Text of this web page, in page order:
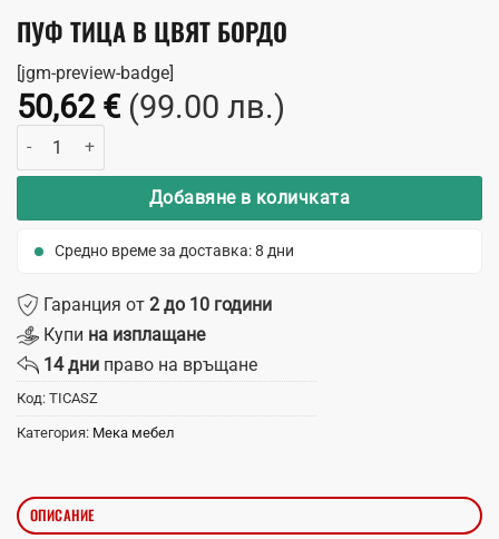
ПУФ ТИЦА В ЦВЯТ БОРДО
[jgm-preview-badge]
50,62 € (99.00 лв.)
количество за Пуф Тица в цвят бордо
Добавяне в количката
Средно време за доставка: 8 дни
Гаранция от 2 до 10 години
Купи на изплащане
14 дни право на връщане
Код: TICASZ
Категория: Мека мебел
ОПИСАНИЕ